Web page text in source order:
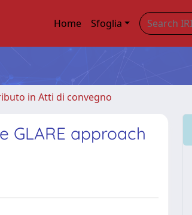
Home Sfoglia
in Atti di convegno
GLARE approach